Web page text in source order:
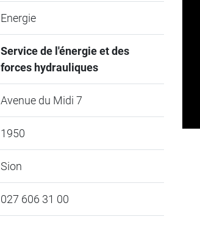
Energie
Service de l'énergie et des
forces hydrauliques
Avenue du Midi 7
1950
Sion
027 606 31 00